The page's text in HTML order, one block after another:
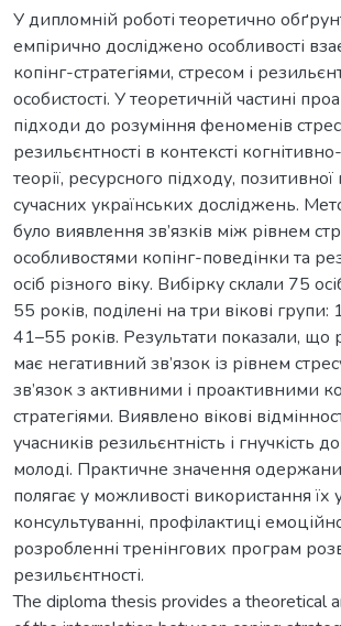
У дипломній роботі теоретично
емпірично досліджено особливості
копінг-стратегіями, стресом і
особистості. У теоретичній частині
підходи до розуміння феноменів
резильєнтності в контексті
теорії, ресурсного підходу, позитивної
сучасних українських досліджень.
було виявлення зв’язків між рівнем
особливостями копінг-поведінки та
осіб різного віку. Вибірку склали 75
55 років, поділені на три вікові
41–55 років. Результати показали, що
має негативний зв’язок із рівнем
зв’язок з активними і проактивними
стратегіями. Виявлено вікові
учасників резильєнтність і гнучкість
молоді. Практичне значення
полягає у можливості використання їх
консультуванні, профілактиці
розробленні тренінгових програм
резильєнтності.
The diploma thesis provides a theoretical